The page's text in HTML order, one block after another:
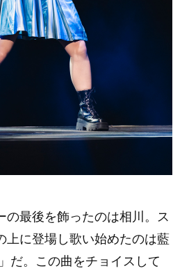
の最後を飾ったのは相川。ス
上に登場し歌い始めたのは藍
だ。この曲をチョイスして